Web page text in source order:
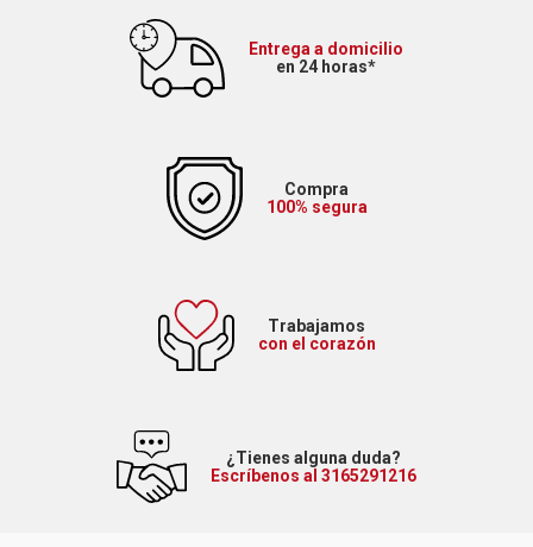
Entrega a domicilio
en 24 horas*
Compra
100% segura
Trabajamos
con el corazón
¿Tienes alguna duda?
Escríbenos al 3165291216